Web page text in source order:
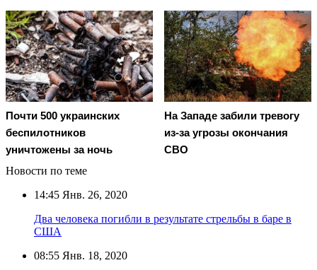
Почти 500 украинских
беспилотников
уничтожены за ночь
На Западе забили тревогу
из-за угрозы окончания
СВО
Новости по теме
14:45 Янв. 26, 2020
Два человека погибли в результате стрельбы в баре в
США
08:55 Янв. 18, 2020